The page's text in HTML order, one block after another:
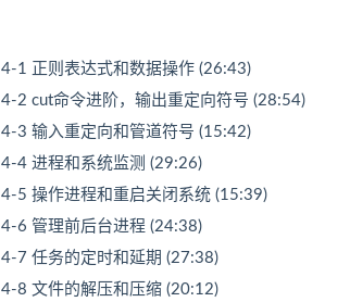
4-1 正则表达式和数据操作 (26:43)
4-2 cut命令进阶，输出重定向符号 (28:54)
4-3 输入重定向和管道符号 (15:42)
4-4 进程和系统监测 (29:26)
4-5 操作进程和重启关闭系统 (15:39)
4-6 管理前后台进程 (24:38)
4-7 任务的定时和延期 (27:38)
4-8 文件的解压和压缩 (20:12)